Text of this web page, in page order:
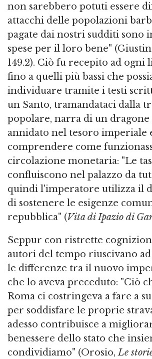
non sarebbero potuti essere
attacchi delle popolazioni
pagate dai nostri sudditi sono
spese per il loro bene"
149.2). Ciò fu recepito ad ogni
fino a quelli più bassi che
individuare tramite i testi
un Santo, tramandataci dalla
popolare, narra di un dragone
annidato nel tesoro imperiale
comprendere come
circolazione monetaria: "Le
confluiscono nel palazzo da
quindi l'imperatore utilizza il
di sostenere le esigenze
repubblica" (Vita di Ipazio di
Seppur con ristrette
autori del tempo riuscivano
le differenze tra il nuovo
che lo aveva preceduto: "Ciò
Roma ci costringeva a fare a
per soddisfare le proprie
adesso contribuisce a
benessere dello stato che
condividiamo" (Orosio,Le